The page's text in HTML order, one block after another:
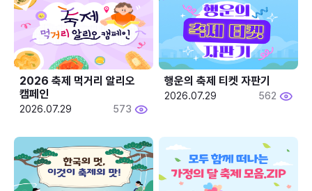
2026 축제 먹거리 알리오
캠페인
2026.07.29 573
행운의 축제 티켓 자판기
2026.07.29 562